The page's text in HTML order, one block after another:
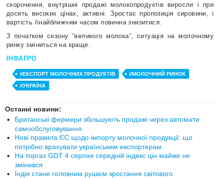
скорочення, внутрішні продажі молокопродуктів виросли і при
досить високих цінах, активні. Зростає пропозиція сировини, і
вартість їїнайближчим часом повинна знизитися.
З початком сезону “великого молока”, ситуація на молочному
ринку зміниться на краще.
ІНФАГРО
#ЕКСПОРТ МОЛОЧНИХ ПРОДУКТІВ
#МОЛОЧНИЙ РИНОК
#УКРАЇНА
Останні новини:
Британські фермери збільшують продажі через автомати
самообслуговування
Нові правила ЄС щодо імпорту молочної продукції: що
потрібно врахувати українським експортерам
На торгах GDT 4 серпня середній індекс цін майже не
змінився
Індія стане головним рушієм зростання світового